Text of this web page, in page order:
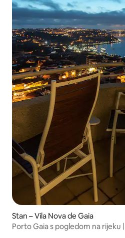
Stan – Vila Nova de Gaia
Porto Gaia s pogledom na rijeku